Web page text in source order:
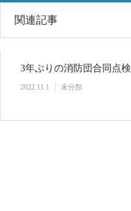
関連記事
3年ぶりの消防団合同点検
2022.11.1 未分類